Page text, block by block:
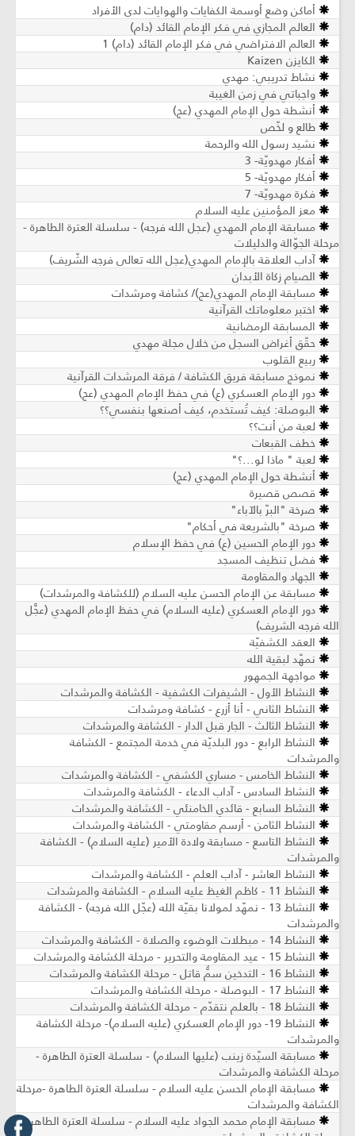
أماكن وضع أوسمة الكفايات والهوايات لدى الأفراد
العالم المجازي في فكر الإمام القائد (دام)
العالم الافتراضي في فكر الإمام القائد (دام) 1
الكايزن Kaizen
نشاط تدريبي: مهدي
واجباتي في زمن الغيبة
أنشطة حول الإمام المهدي (عج)
طالع و لخّص
نشيد رسول الله والرحمة
أفكار مهدويّة- 3
أفكار مهدويّة- 5
فكرة مهدويّة- 7
معز المؤمنين عليه السلام
مسابقة الإمام المهدي (عجل الله فرجه) - سلسلة العترة الطاهرة -
مرحلة الجوّالة والدليلات
آداب العلاقة بالإمام المهدي(عجل الله تعالى فرجه الشّريف)
الصيام زكاة الأبدان
مسابقة الإمام المهدي(عج)/ كشافة ومرشدات
اختبر معلوماتك القرآنية
المسابقة الرمضانية
حقّق أغراض السجل من خلال مجلة مهدي
ربيع القلوب
نموذج مسابقة فريق الكشافة / فرقة المرشدات القرآنية
دور الإمام العسكري (ع) في حفظ الإمام المهدي (عج)
البوصلة: كيف تُستخدم، كيف أصنعها بنفسي؟؟
لعبة من أنت؟؟
خطف القبعات
لعبة " ماذا لو...؟"
أنشطة حول الإمام المهدي (عج)
قصص قصيرة
صرخة "البرّ بالآباء"
صرخة "بالشريعة في أحكام"
دور الإمام الحسين (ع) في حفظ الإسلام
فضل تنظيف المسجد
الجهاد والمقاومة
مسابقة عن الإمام الحسن عليه السلام (للكشافة والمرشدات)
دور الإمام العسكري (عليه السلام) في حفظ الإمام المهدي (عجَّل
الله فرجه الشريف)
العقد الكشفيّة
نمهّد لبقية الله
مواجهة الجمهور
النشاط الأول - الشيفرات الكشفية - الكشافة والمرشدات
النشاط الثاني - أنا أزرع - كشافة ومرشدات
النشاط الثالث - الجار قبل الدار - الكشافة والمرشدات
النشاط الرابع - دور البلديّة في خدمة المجتمع - الكشافة
والمرشدات
النشاط الخامس - مساري الكشفي - الكشافة والمرشدات
النشاط السادس - آداب الدعاء - الكشافة والمرشدات
النشاط السابع - قائدي الخامنئي - الكشافة والمرشدات
النشاط الثامن - أرسم مقاومتي - الكشافة والمرشدات
النشاط التاسع - مسابقة ولادة الأمير (عليه السلام) - الكشافة
والمرشدات
النشاط العاشر - آداب العلم - الكشافة والمرشدات
النشاط 11 - كاظم الغيظ عليه السلام - الكشافة والمرشدات
النشاط 13 - نمهّد لمولانا بقيّة الله (عجّل الله فرجه) - الكشافة
والمرشدات
النشاط 14 - مبطلات الوضوء والصلاة - الكشافة والمرشدات
النشاط 15 - عيد المقاومة والتحرير - مرحلة الكشافة والمرشدات
النشاط 16 - التدخين سمٌّ قاتل - مرحلة الكشافة والمرشدات
النشاط 17 - البوصلة - مرحلة الكشافة والمرشدات
النشاط 18 - بالعلم نتقدّم - مرحلة الكشافة والمرشدات
النشاط 19- دور الإمام العسكري (عليه السلام)- مرحلة الكشافة
والمرشدات
مسابقة السيّدة زينب (عليها السلام) - سلسلة العترة الطاهرة -
مرحلة الكشافة والمرشدات
مسابقة الإمام الحسن عليه السلام - سلسلة العترة الطاهرة -مرحلة
الكشافة والمرشدات
مسابقة الإمام محمد الجواد عليه السلام - سلسلة العترة الطاهرة -